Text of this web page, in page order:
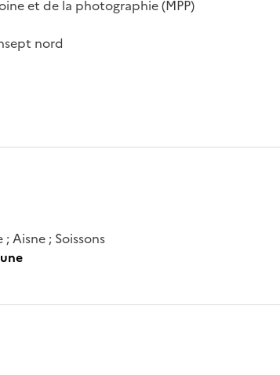
et de la photographie (MPP)
nord
Aisne ; Soissons